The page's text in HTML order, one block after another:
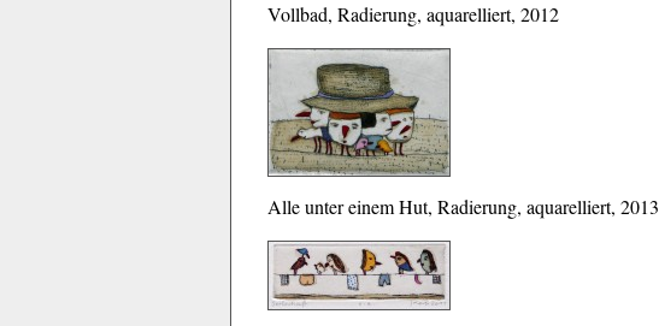
Vollbad, Radierung, aquarelliert, 2012
Alle unter einem Hut, Radierung, aquarelliert, 2013